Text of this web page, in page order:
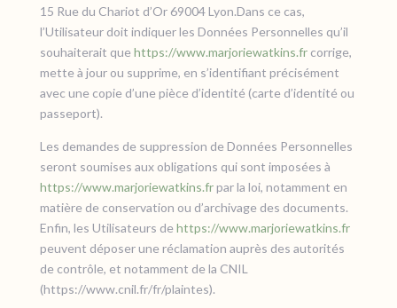
15 Rue du Chariot d’Or 69004 Lyon.Dans ce cas,
l’Utilisateur doit indiquer les Données Personnelles qu’il
souhaiterait que https://www.marjoriewatkins.frcorrige,
mette à jour ou supprime, en s’identifiant précisément
avec une copie d’une pièce d’identité (carte d’identité ou
passeport).
Les demandes de suppression de Données Personnelles
seront soumises aux obligations qui sont imposées à
https://www.marjoriewatkins.frpar la loi, notamment en
matière de conservation ou d’archivage des documents.
Enfin, les Utilisateurs de https://www.marjoriewatkins.fr
peuvent déposer une réclamation auprès des autorités
de contrôle, et notamment de la CNIL
(https://www.cnil.fr/fr/plaintes).